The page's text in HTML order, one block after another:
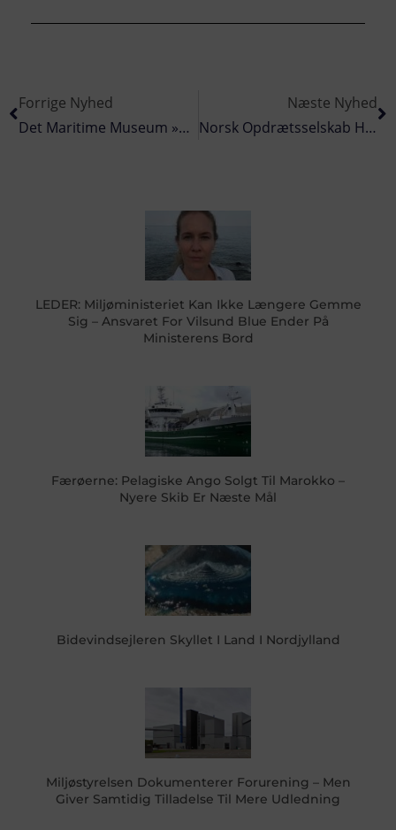
Forrige Nyhed
Det Maritime Museum »Maskinrummet« Er Et Tilløbsstykke I Skagen
Næste Nyhed
Norsk Opdrætsselskab Har Fået Gennembrud I Produktionen
LEDER: Miljøministeriet Kan Ikke Længere Gemme
Sig – Ansvaret For Vilsund Blue Ender På
Ministerens Bord
Færøerne: Pelagiske Ango Solgt Til Marokko –
Nyere Skib Er Næste Mål
Bidevindsejleren Skyllet I Land I Nordjylland
Miljøstyrelsen Dokumenterer Forurening – Men
Giver Samtidig Tilladelse Til Mere Udledning